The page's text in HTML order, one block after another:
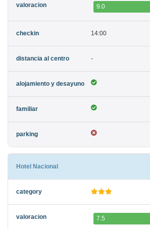
9.0
14:00
-
Hotel Nacional
7.5